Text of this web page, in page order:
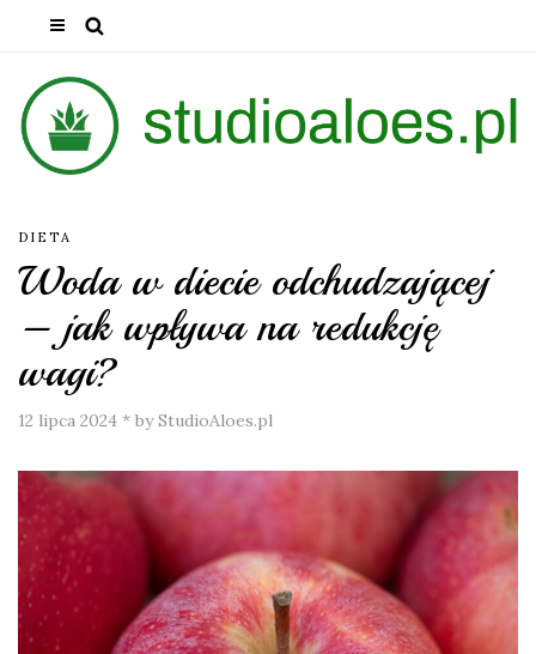
DIETA
Woda w diecie odchudzającej
– jak wpływa na redukcję
wagi?
12 lipca 2024 * by StudioAloes.pl